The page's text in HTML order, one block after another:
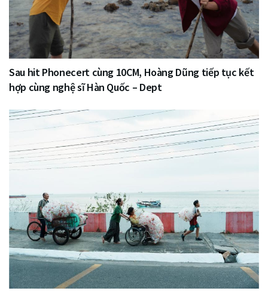
Sau hit Phonecert cùng 10CM, Hoàng Dũng tiếp tục kết
hợp cùng nghệ sĩ Hàn Quốc – Dept